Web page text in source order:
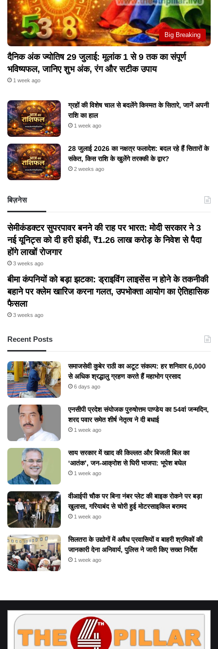
Big Breaking
दैनिक अंक ज्योतिष 29 जुलाई: मूलांक 1 से 9 तक का संपूर्ण
भविष्यफल, जानिए शुभ अंक, रंग और सटीक उपाय
1 week ago
ग्रहों की विशेष चाल से बदलेंगे किस्मत के सितारे, जानें अपनी
राशि का हाल
1 week ago
28 जुलाई 2026 का नक्षत्र फलादेश: बदल रहे हैं सितारों के
संकेत, किस राशि के खुलेंगे तरक्की के द्वार?
2 weeks ago
बिज़नेस
सेमीकंडक्टर सुपरपावर बनने की राह पर भारत: मोदी सरकार ने 3
नई यूनिट्स को दी हरी झंडी, ₹1.26 लाख करोड़ के निवेश से पैदा
होंगे लाखों रोजगार
3 weeks ago
बीमा कंपनियों को बड़ा झटका: ड्राइविंग लाइसेंस न होने के तकनीकी
बहाने पर क्लेम खारिज करना गलत, उपभोक्ता आयोग का ऐतिहासिक
फैसला
3 weeks ago
Recent Posts
समाजसेवी कुबेर राठी का अटूट संकल्प: हर शनिवार 6,000
से अधिक श्रद्धालु ग्रहण करते हैं महाभोग प्रसाद
6 days ago
एनसीपी प्रदेश संयोजक पुरुषोत्तम पाण्डेय का 54वां जन्मदिन,
शरद पवार समेत शीर्ष नेतृत्व ने दी बधाई
1 week ago
​साय सरकार में खाद की किल्लत और बिजली बिल का
‘आतंक’, जन-आक्रोश से घिरी भाजपा: भूपेश बघेल
1 week ago
वीआईपी चौक पर बिना नंबर प्लेट की बाइक रोकने पर बड़ा
खुलासा, गरियाबंद से चोरी हुई मोटरसाइकिल बरामद
1 week ago
सिलतरा के उद्योगों में अवैध प्रवासियों व बाहरी श्रमिकों की
जानकारी देना अनिवार्य, पुलिस ने जारी किए सख्त निर्देश
1 week ago